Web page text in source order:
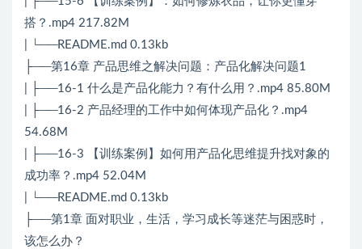
搭？.mp4 217.82M
| └──README.md 0.13kb
├──第16章 产品思维之解决问题：产品化解决问题1
| ├──16-1 什么是产品化能力？有什么用？.mp4 85.80M
| ├──16-2 产品经理的工作中如何体现产品化？.mp4
54.68M
| ├──16-3 【训练案例】如何用产品化思维提升找对象的
成功率？.mp4 52.04M
| └──README.md 0.13kb
├──第1章 面对职业，生活，学习成长等迷茫与困惑时，
该怎么办？